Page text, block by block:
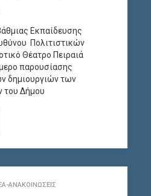
Εκπαίδευσης
Πολιτιστικών
Θέατρο Πειραιά
παρουσίασης
δημιουργιών των
του Δήμου
ΑΝΑΚΟΙΝΏΣΕΙΣ